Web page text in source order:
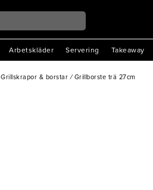
Arbetskläder Servering Takeaway
Grillskrapor & borstar / Grillborste trä 27cm